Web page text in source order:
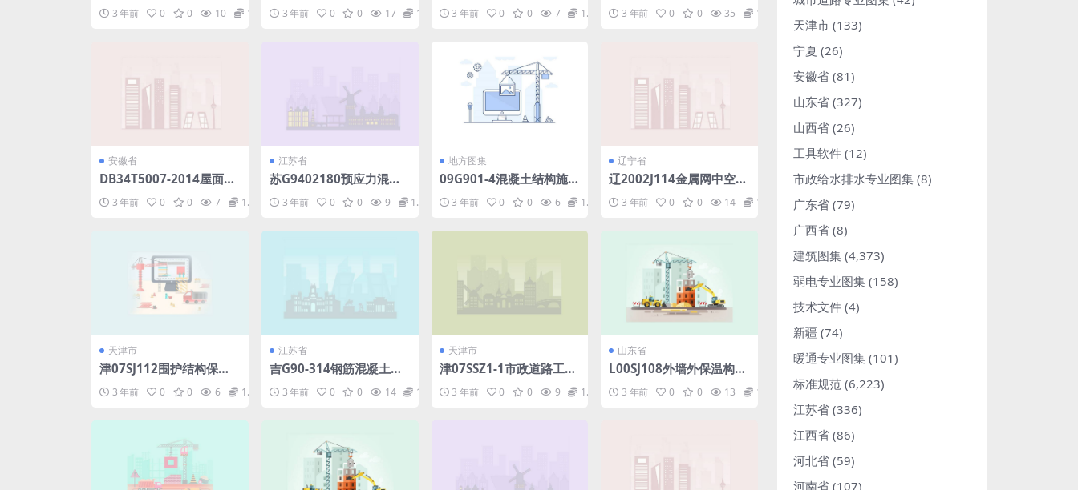
3 年前 0 0 10 1.98 3 年前 0 0 17 1.98 3 年前 0 0 7 1.98 3 年前 0 0 35 1.98
安徽省
DB34T5007-2014屋面和
楼地面泡沫混凝土保温工
程技术规程.pdf
3 年前 0 0 7 1.98
江苏省
苏G9402180预应力混凝
土空心板图集.pdf
3 年前 0 0 9 1.98
地方图集
09G901-4混凝土结构施工
钢筋排布规则与构造详图
(现浇砼楼面与屋面板).pdf
3 年前 0 0 6 1.98
辽宁省
辽2002J114金属网中空内
膜水泥隔墙.pdf
3 年前 0 0 14 1.98
天津市
津07SJ112围护结构保温
f 3 年前 0 0 6 1.98
江苏省
吉G90-314钢筋混凝土梁
3 年前 0 0 14 1.98
天津市
津07SSZ1-1市政道路工程
3 年前 0 0 9 1.98
山东省
L00SJ108外墙外保温构造
3 年前 0 0 13 1.98
天津市 (133)
宁夏 (26)
安徽省 (81)
山东省 (327)
山西省 (26)
工具软件 (12)
市政给水排水专业图集 (8)
广东省 (79)
广西省 (8)
建筑图集 (4,373)
弱电专业图集 (158)
技术文件 (4)
新疆 (74)
暖通专业图集 (101)
标准规范 (6,223)
江苏省 (336)
江西省 (86)
河北省 (59)
河南省 (107)